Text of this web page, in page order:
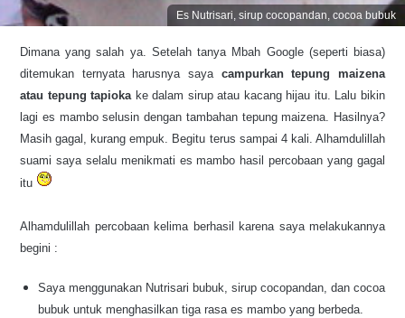
Es Nutrisari, sirup cocopandan, cocoa bubuk
Dimana yang salah ya. Setelah tanya Mbah Google (seperti biasa)
ditemukan ternyata harusnya saya campurkan tepung maizena
atau tepung tapiokake dalam sirup atau kacang hijau itu. Lalu bikin
lagi es mambo selusin dengan tambahan tepung maizena. Hasilnya?
Masih gagal, kurang empuk. Begitu terus sampai 4 kali. Alhamdulillah
suami saya selalu menikmati es mambo hasil percobaan yang gagal
itu
A lhamdulillah percobaan kelima berhasil karena saya melakukannya
begini :
Saya menggunakan Nutrisari bubuk, sirup cocopandan, dan cocoa
bubuk untuk menghasilkan tiga rasa es mambo yang berbeda.